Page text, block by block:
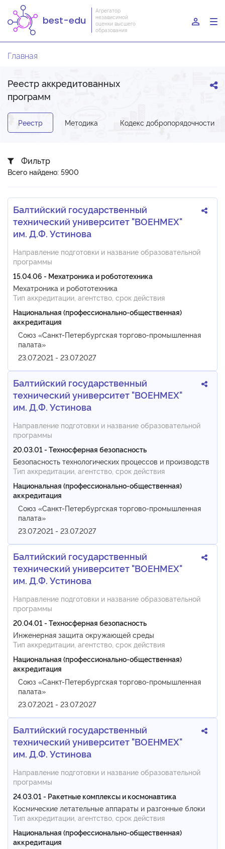
best-edu
Агрегатор
независимой
оценки высшего
образования
Главная
Реестр аккредитованных
программ
Реестр Методика Кодекс добропорядочности
Фильтр
Всего найдено: 5900
Балтийский государственный
технический университет "ВОЕНМЕХ"
им. Д.Ф. Устинова
Направление подготовки и название образовательной
программы
15.04.06 - Мехатроника и робототехника
Мехатроника и робототехника
Тип аккредитации, агентство, срок действия
Национальная (профессионально-общественная)
аккредитация
Союз «Санкт-Петербургская торгово-промышленная
палата»
23.07.2021 - 23.07.2027
Балтийский государственный
технический университет "ВОЕНМЕХ"
им. Д.Ф. Устинова
Направление подготовки и название образовательной
программы
20.03.01 - Техносферная безопасность
Безопасность технологических процессов и производств
Тип аккредитации, агентство, срок действия
Национальная (профессионально-общественная)
аккредитация
Союз «Санкт-Петербургская торгово-промышленная
палата»
23.07.2021 - 23.07.2027
Балтийский государственный
технический университет "ВОЕНМЕХ"
им. Д.Ф. Устинова
Направление подготовки и название образовательной
программы
20.04.01 - Техносферная безопасность
Инженерная защита окружающей среды
Тип аккредитации, агентство, срок действия
Национальная (профессионально-общественная)
аккредитация
Союз «Санкт-Петербургская торгово-промышленная
палата»
23.07.2021 - 23.07.2027
Балтийский государственный
технический университет "ВОЕНМЕХ"
им. Д.Ф. Устинова
Направление подготовки и название образовательной
программы
24.03.01 - Ракетные комплексы и космонавтика
Космические летательные аппараты и разгонные блоки
Тип аккредитации, агентство, срок действия
Национальная (профессионально-общественная)
аккредитация